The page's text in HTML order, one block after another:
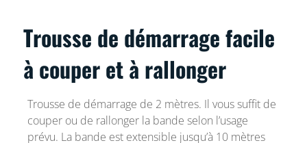
Trousse de démarrage facile
à couper et à rallonger
Trousse de démarrage de 2 mètres. Il vous suffit de
couper ou de rallonger la bande selon l’usage
prévu. La bande est extensible jusqu’à 10 mètres